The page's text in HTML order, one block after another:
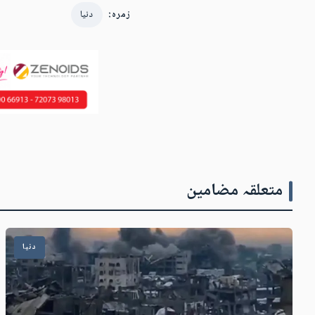
زمرہ: دنیا
متعلقہ مضامین
دنیا